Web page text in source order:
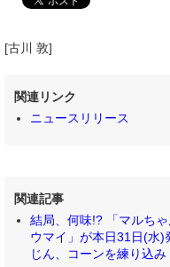
[古川 敦]
関連リンク
ニュースリリース
関連記事
結局、何味!? 「マルち
ウマイ」が本日31日(水)
じん、コーンを練り込